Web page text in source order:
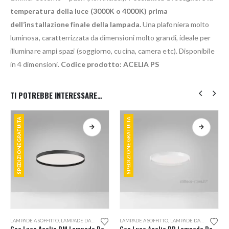
temperatura della luce (3000K o 4000K) prima
dell’installazione finale della lampada.Una plafoniera molto
luminosa, caratterrizzata da dimensioni molto grandi, ideale per
illuminare ampi spazi (soggiorno, cucina, camera etc). Disponibile
in 4 dimensioni. Codice prodotto: ACELIA PS
TI POTREBBE INTERESSARE…
SPEDIZIONE GRATUITA
LAMPADE A SOFFITTO LAMPADE DA PARETE
SPEDIZIONE GRATUITA
LAMPADE A SOFFITTO LAMPADE DA PARETE